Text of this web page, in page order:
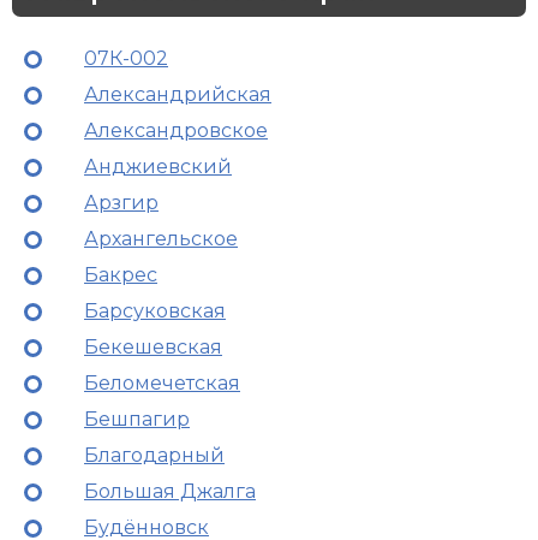
07К-002
Александрийская
Александровское
Анджиевский
Арзгир
Архангельское
Бакрес
Барсуковская
Бекешевская
Беломечетская
Бешпагир
Благодарный
Большая Джалга
Будённовск